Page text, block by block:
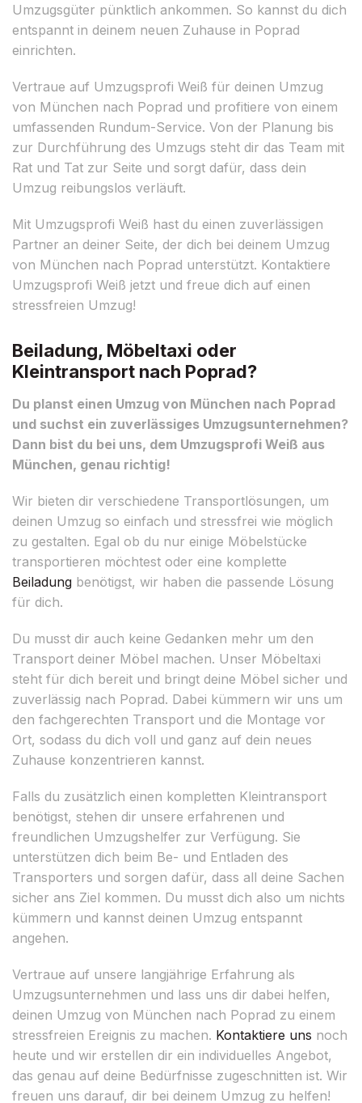
Umzugsgüter pünktlich ankommen. So kannst du dich
entspannt in deinem neuen Zuhause in Poprad
einrichten.
Vertraue auf Umzugsprofi Weiß für deinen Umzug
von München nach Poprad und profitiere von einem
umfassenden Rundum-Service. Von der Planung bis
zur Durchführung des Umzugs steht dir das Team mit
Rat und Tat zur Seite und sorgt dafür, dass dein
Umzug reibungslos verläuft.
Mit Umzugsprofi Weiß hast du einen zuverlässigen
Partner an deiner Seite, der dich bei deinem Umzug
von München nach Poprad unterstützt. Kontaktiere
Umzugsprofi Weiß jetzt und freue dich auf einen
stressfreien Umzug!
Beiladung, Möbeltaxi oder
Kleintransport nach Poprad?
Du planst einen Umzug von München nach Poprad
und suchst ein zuverlässiges Umzugsunternehmen?
Dann bist du bei uns, dem Umzugsprofi Weiß aus
München, genau richtig!
Wir bieten dir verschiedene Transportlösungen, um
deinen Umzug so einfach und stressfrei wie möglich
zu gestalten. Egal ob du nur einige Möbelstücke
transportieren möchtest oder eine komplette
Beiladung benötigst, wir haben die passende Lösung
für dich.
Du musst dir auch keine Gedanken mehr um den
Transport deiner Möbel machen. Unser Möbeltaxi
steht für dich bereit und bringt deine Möbel sicher und
zuverlässig nach Poprad. Dabei kümmern wir uns um
den fachgerechten Transport und die Montage vor
Ort, sodass du dich voll und ganz auf dein neues
Zuhause konzentrieren kannst.
Falls du zusätzlich einen kompletten Kleintransport
benötigst, stehen dir unsere erfahrenen und
freundlichen Umzugshelfer zur Verfügung. Sie
unterstützen dich beim Be- und Entladen des
Transporters und sorgen dafür, dass all deine Sachen
sicher ans Ziel kommen. Du musst dich also um nichts
kümmern und kannst deinen Umzug entspannt
angehen.
Vertraue auf unsere langjährige Erfahrung als
Umzugsunternehmen und lass uns dir dabei helfen,
deinen Umzug von München nach Poprad zu einem
stressfreien Ereignis zu machen. Kontaktiere uns noch
heute und wir erstellen dir ein individuelles Angebot,
das genau auf deine Bedürfnisse zugeschnitten ist. Wir
freuen uns darauf, dir bei deinem Umzug zu helfen!